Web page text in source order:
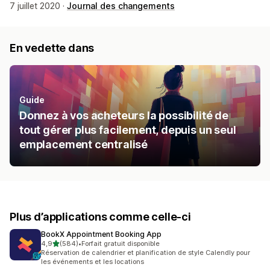
7 juillet 2020 · Journal des changements
En vedette dans
Guide
Donnez à vos acheteurs la possibilité de
tout gérer plus facilement, depuis un seul
emplacement centralisé
Plus d’applications comme celle-ci
BookX Appointment Booking App
4,9étoile(s) sur 5
(584)
584 avis au total
•Forfait gratuit disponible
Réservation de calendrier et planification de style Calendly pour
les événements et les locations